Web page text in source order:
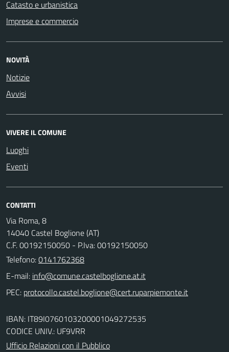
Catasto e urbanistica
Imprese e commercio
NOVITÀ
Notizie
Avvisi
VIVERE IL COMUNE
Luoghi
Eventi
CONTATTI
Via Roma, 8
14040 Castel Boglione (AT)
C.F. 00192150050 - P.Iva: 00192150050
Telefono:0141762368
E-mail:
PEC:
IBAN: IT89I0760103200001049272535
CODICE UNIV.: UF9VRR
Ufficio Relazioni con il Pubblico